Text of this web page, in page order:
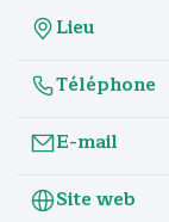
Lieu
Téléphone
E-mail
Site web